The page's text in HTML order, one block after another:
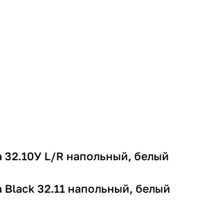
32.10У L/R напольный, белый
Black 32.11 напольный, белый